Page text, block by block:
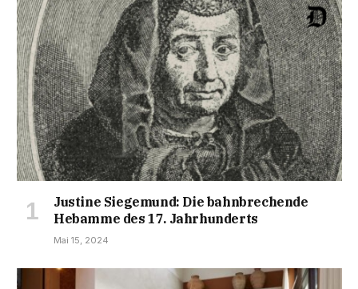
Justine Siegemund: Die bahnbrechende
Hebamme des 17. Jahrhunderts
Mai 15, 2024